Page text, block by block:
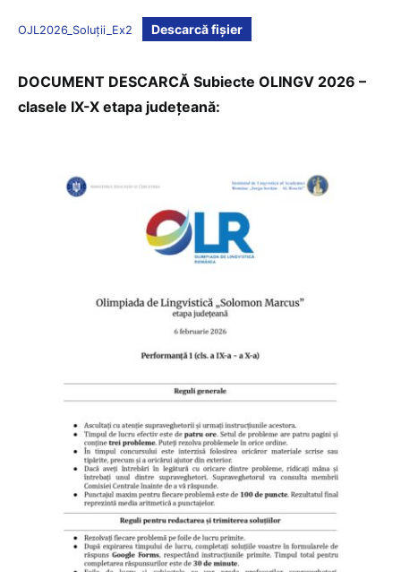
OJL2026_Soluții_Ex2 Descarcă fișier
DOCUMENT DESCARCĂ Subiecte OLINGV 2026 –
clasele IX-X etapa județeană: